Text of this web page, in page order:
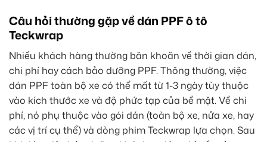
Câu hỏi thường gặp về dán PPF ô tô
Teckwrap
Nhiều khách hàng thường băn khoăn về thời gian dán,
chi phí hay cách bảo dưỡng PPF. Thông thường, việc
dán PPF toàn bộ xe có thể mất từ 1-3 ngày tùy thuộc
vào kích thước xe và độ phức tạp của bề mặt. Về chi
phí, nó phụ thuộc vào gói dán (toàn bộ xe, nửa xe, hay
các vị trí cụ thể) và dòng phim Teckwrap lựa chọn. Sau